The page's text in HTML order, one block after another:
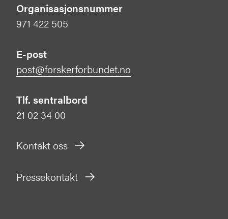
Organisasjonsnummer
971 422 505
E-post
post@forskerforbundet.no
Tlf. sentralbord
21 02 34 00
Kontakt oss
Pressekontakt